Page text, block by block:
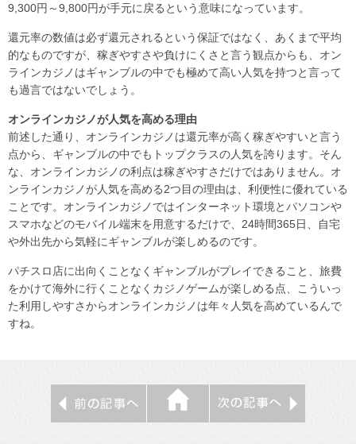
9,300円～9,800円が手元に戻るという意味になっています。
還元率の数値は必ず還元されるという保証ではなく、あくまで平均
的なものですが、稼ぎやすさや負けにくさと言う観点からも、オン
ラインカジノはギャンブルの中でも極めて高い人気を持つと言って
も過言ではないでしょう。
オンラインカジノが人気を高める理由
前述した通り、オンラインカジノは還元率が高く稼ぎやすいと言う
点から、ギャンブルの中でもトップクラスの人気を誇ります。そん
な、オンラインカジノの利点は稼ぎやすさだけではありません。オ
ンラインカジノが人気を高める2つ目の理由は、利便性に優れている
ことです。オンラインカジノではインターネット環境とパソコンや
スマホなどのモバイル端末を用意するだけで、24時間365日、自宅
や外出先から気軽にギャンブルが楽しめるのです。
パチスロ店に出向くことなくギャンブルがプレイできること、旅費
をかけて海外に行くことなくカジノゲームが楽しめる点、こういっ
た利用しやすさからオンラインカジノは年々人気を高めているんで
すね。